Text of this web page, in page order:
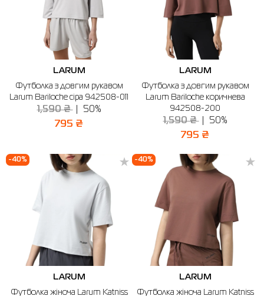
LARUM
Футболка з довгим рукавом
Larum Bariloche сіра 942508-011
1,590 ₴ 50%
795 ₴
LARUM
Футболка з довгим рукавом
Larum Bariloche коричнева
942508-200
1,590 ₴ 50%
795 ₴
-40%
LARUM
Футболка жіноча Larum Katniss
-40%
LARUM
Футболка жіноча Larum Katniss